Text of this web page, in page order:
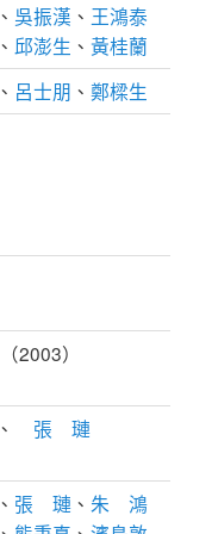
、 吳振漢 、 王鴻泰
、 邱澎生 、黃桂蘭
、 呂士朋 、鄭樑生
（2003）
、 張 璉
、 張 璉 、 朱 鴻